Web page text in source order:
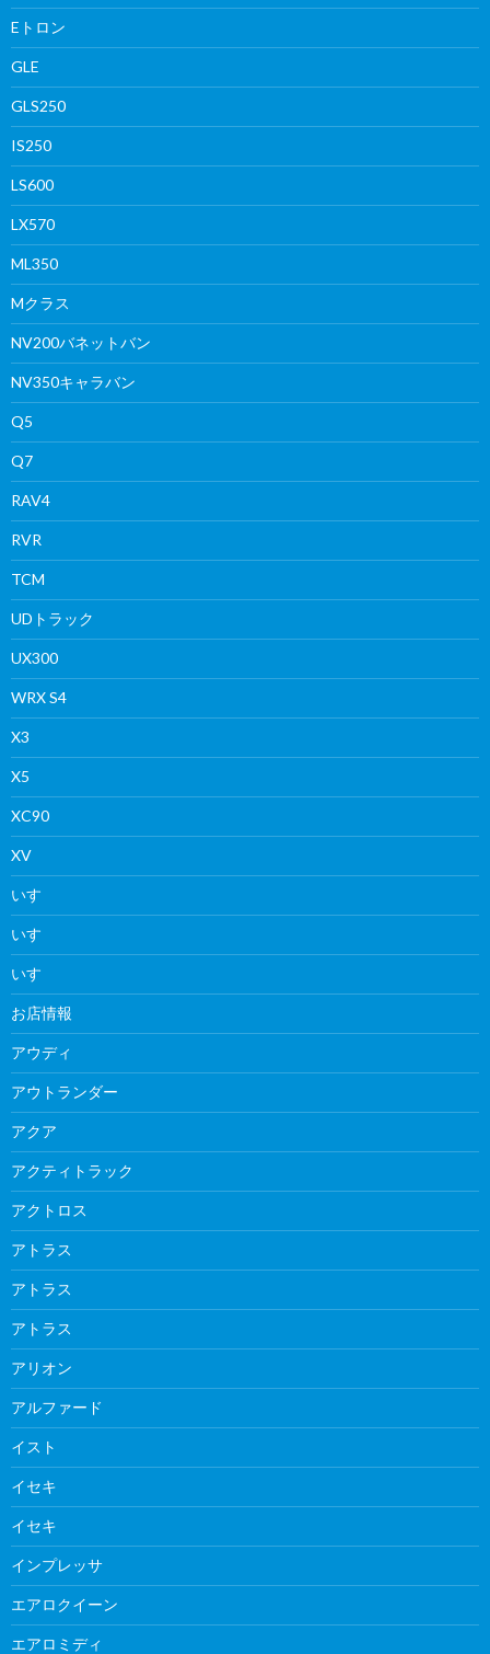
Eトロン
GLE
GLS250
IS250
LS600
LX570
ML350
Mクラス
NV200バネットバン
NV350キャラバン
Q5
Q7
RAV4
RVR
TCM
UDトラック
UX300
WRX S4
X3
X5
XC90
XV
いすゞ
いすゞ
いすゞ
お店情報
アウディ
アウトランダー
アクア
アクティトラック
アクトロス
アトラス
アトラス
アトラス
アリオン
アルファード
イスト
イセキ
イセキ
インプレッサ
エアロクイーン
エアロミディ